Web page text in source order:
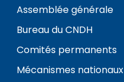
Assemblée générale
Bureau du CNDH
Comités permanents
Mécanismes nationaux